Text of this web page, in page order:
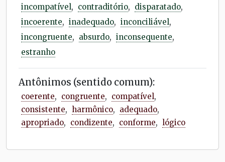
incompatível, contraditório, disparatado,
incoerente, inadequado, inconciliável,
incongruente, absurdo, inconsequente,
estranho
Antônimos (sentido comum):
coerente, congruente, compatível,
consistente, harmônico, adequado,
apropriado, condizente, conforme, lógico